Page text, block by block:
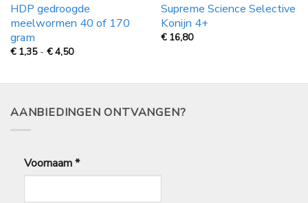
HDP gedroogde
meelwormen 40 of 170
gram
€ 1,35 - €4,50Prijsklasse:
€
Supreme Science Selective
Konijn 4+
€ 16,80
AANBIEDINGEN ONTVANGEN?
Voornaam*